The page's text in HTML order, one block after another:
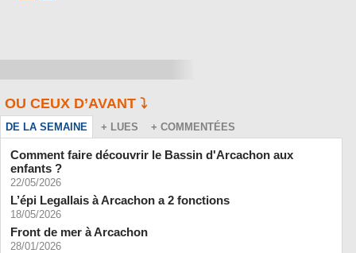
OU CEUX D’AVANT ⤵️
DE LA SEMAINE + LUES + COMMENTÉES
Comment faire découvrir le Bassin d'Arcachon aux
enfants ?
22/05/2026
L’épi Legallais à Arcachon a 2 fonctions
18/05/2026
Front de mer à Arcachon
28/01/2026